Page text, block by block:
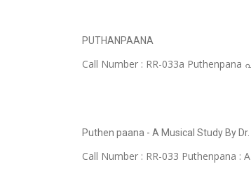
PUTHANPAANA
Call Number : RR-033a
Puthen paana - A Musical Study By
Call Number : RR-033